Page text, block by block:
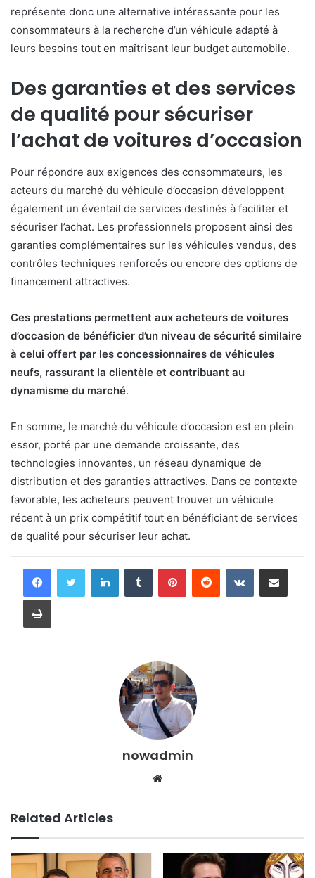
représente donc une alternative intéressante pour les
consommateurs à la recherche d’un véhicule adapté à
leurs besoins tout en maîtrisant leur budget automobile.
Des garanties et des services
de qualité pour sécuriser
l’achat de voitures d’occasion
Pour répondre aux exigences des consommateurs, les
acteurs du marché du véhicule d’occasion développent
également un éventail de services destinés à faciliter et
sécuriser l’achat. Les professionnels proposent ainsi des
garanties complémentaires sur les véhicules vendus, des
contrôles techniques renforcés ou encore des options de
financement attractives.
Ces prestations permettent aux acheteurs de voitures
d’occasion de bénéficier d’un niveau de sécurité similaire
à celui offert par les concessionnaires de véhicules
neufs, rassurant la clientèle et contribuant au
dynamisme du marché.
En somme, le marché du véhicule d’occasion est en plein
essor, porté par une demande croissante, des
technologies innovantes, un réseau dynamique de
distribution et des garanties attractives. Dans ce contexte
favorable, les acheteurs peuvent trouver un véhicule
récent à un prix compétitif tout en bénéficiant de services
de qualité pour sécuriser leur achat.
LinkedInTumblr PinterestReddit VKontakteShare via Email
Print
nowadmin
Website
Related Articles